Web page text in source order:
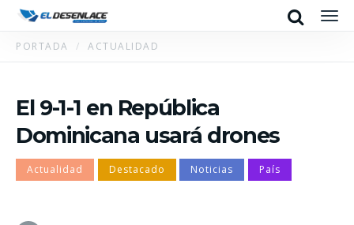
Search
PORTADA ACTUALIDAD
El 9-1-1 en República
Dominicana usará drones
Actualidad Destacado Noticias País